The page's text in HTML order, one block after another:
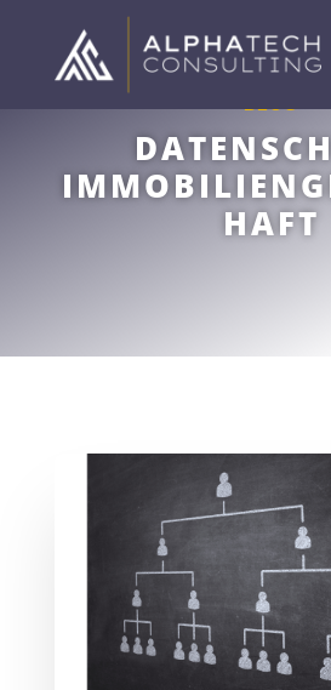
HAFT